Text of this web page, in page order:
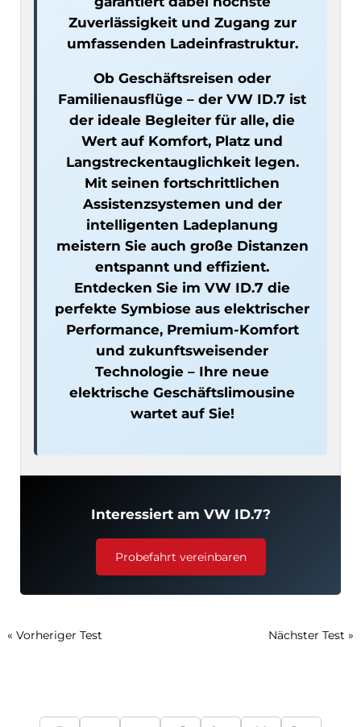
Zuverlässigkeit und Zugang zur
umfassenden Ladeinfrastruktur.
Ob Geschäftsreisen oder
Familienausflüge – der VW ID.7 ist
der ideale Begleiter für alle, die
Wert auf Komfort, Platz und
Langstreckentauglichkeit legen.
Mit seinen fortschrittlichen
Assistenzsystemen und der
intelligenten Ladeplanung
meistern Sie auch große Distanzen
entspannt und effizient.
Entdecken Sie im VW ID.7 die
perfekte Symbiose aus elektrischer
Performance, Premium-Komfort
und zukunftsweisender
Technologie – Ihre neue
elektrische Geschäftslimousine
wartet auf Sie!
Interessiert am VW ID.7?
Probefahrt vereinbaren
« Vorheriger Test Nächster Test »